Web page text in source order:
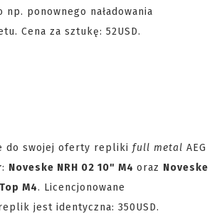
ponownego naładowania
Cena za sztukę: 52USD.
do swojej oferty repliki full metal AEG
: Noveske NRH 02 10" M4 oraz Noveske
M4. Licencjonowane
jest identyczna: 350USD.